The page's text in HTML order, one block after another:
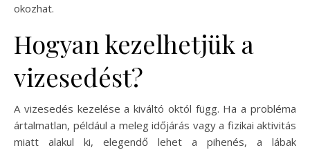
okozhat.
Hogyan kezelhetjük a
vizesedést?
A vizesedés kezelése a kiváltó októl függ. Ha a probléma
ártalmatlan, például a meleg időjárás vagy a fizikai aktivitás
miatt alakul ki, elegendő lehet a pihenés, a lábak